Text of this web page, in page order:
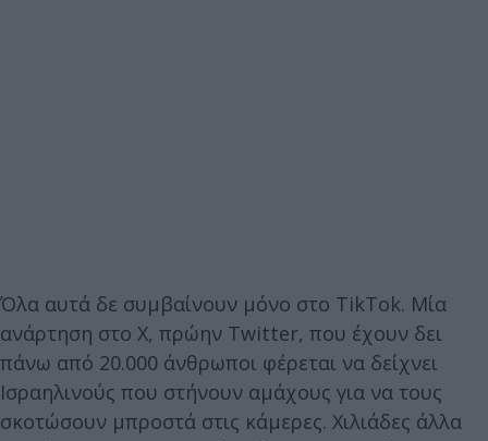
Όλα αυτά δε συμβαίνουν μόνο στο TikTok. Μία
ανάρτηση στο X, πρώην Twitter, που έχουν δει
πάνω από 20.000 άνθρωποι φέρεται να δείχνει
Ισραηλινούς που στήνουν αμάχους για να τους
σκοτώσουν μπροστά στις κάμερες. Χιλιάδες άλλα